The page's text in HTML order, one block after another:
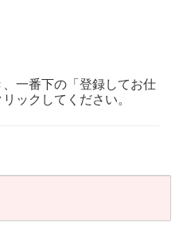
一番下の「登録してお仕
ックしてください。